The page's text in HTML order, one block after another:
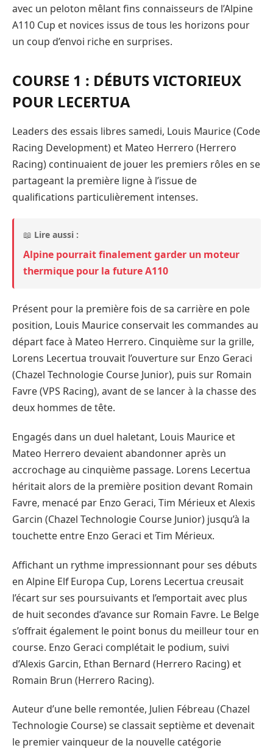
avec un peloton mêlant fins connaisseurs de l’Alpine
A110 Cup et novices issus de tous les horizons pour
un coup d’envoi riche en surprises.
COURSE 1 : DÉBUTS VICTORIEUX
POUR LECERTUA
Leaders des essais libres samedi, Louis Maurice (Code
Racing Development) et Mateo Herrero (Herrero
Racing) continuaient de jouer les premiers rôles en se
partageant la première ligne à l’issue de
qualifications particulièrement intenses.
📖 Lire aussi :
Alpine pourrait finalement garder un moteur
thermique pour la future A110
Présent pour la première fois de sa carrière en pole
position, Louis Maurice conservait les commandes au
départ face à Mateo Herrero. Cinquième sur la grille,
Lorens Lecertua trouvait l’ouverture sur Enzo Geraci
(Chazel Technologie Course Junior), puis sur Romain
Favre (VPS Racing), avant de se lancer à la chasse des
deux hommes de tête.
Engagés dans un duel haletant, Louis Maurice et
Mateo Herrero devaient abandonner après un
accrochage au cinquième passage. Lorens Lecertua
héritait alors de la première position devant Romain
Favre, menacé par Enzo Geraci, Tim Mérieux et Alexis
Garcin (Chazel Technologie Course Junior) jusqu’à la
touchette entre Enzo Geraci et Tim Mérieux.
Affichant un rythme impressionnant pour ses débuts
en Alpine Elf Europa Cup, Lorens Lecertua creusait
l’écart sur ses poursuivants et l’emportait avec plus
de huit secondes d’avance sur Romain Favre. Le Belge
s’offrait également le point bonus du meilleur tour en
course. Enzo Geraci complétait le podium, suivi
d’Alexis Garcin, Ethan Bernard (Herrero Racing) et
Romain Brun (Herrero Racing).
Auteur d’une belle remontée, Julien Fébreau (Chazel
Technologie Course) se classait septième et devenait
le premier vainqueur de la nouvelle catégorie